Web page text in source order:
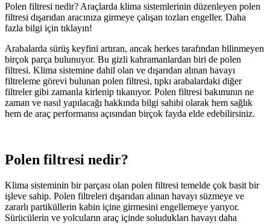
Polen filtresi nedir? Araçlarda klima sistemlerinin düzenleyen polen
filtresi dışarıdan aracınıza girmeye çalışan tozları engeller. Daha
fazla bilgi için tıklayın!
Arabalarda sürüş keyfini artıran, ancak herkes tarafından bilinmeyen
birçok parça bulunuyor. Bu gizli kahramanlardan biri de polen
filtresi. Klima sistemine dahil olan ve dışarıdan alınan havayı
filtreleme görevi bulunan polen filtresi, tıpkı arabalardaki diğer
filtreler gibi zamanla kirlenip tıkanıyor. Polen filtresi bakımının ne
zaman ve nasıl yapılacağı hakkında bilgi sahibi olarak hem sağlık
hem de araç performansı açısından birçok fayda elde edebilirsiniz.
Polen filtresi nedir?
Klima sisteminin bir parçası olan polen filtresi temelde çok basit bir
işleve sahip. Polen filtreleri dışarıdan alınan havayı süzmeye ve
zararlı partiküllerin kabin içine girmesini engellemeye yarıyor.
Sürücülerin ve yolcuların araç içinde soludukları havayı daha